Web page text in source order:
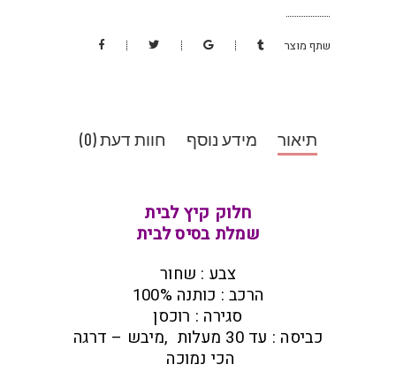
שתף מוצר
תיאור מידע נוסף חוות דעת (0)
חלוק קיץ לבית
שמלת בסיס לבית
צבע : שחור
הרכב : כותנה 100%
סגירה : רוכסן
כביסה : עד 30 מעלות ,מיבש – דרגה
הכי נמוכה